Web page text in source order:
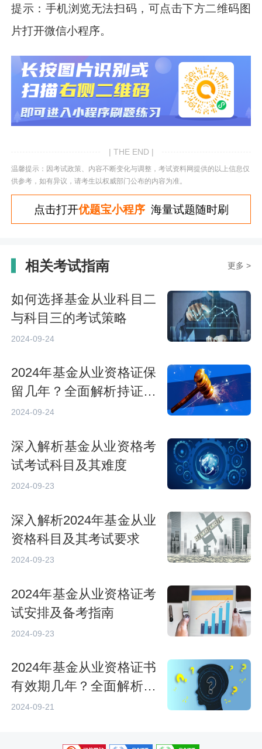
提示：手机浏览无法扫码，可点击下方二维码图
片打开微信小程序。
| THE END |
温馨提示：因考试政策、内容不断变化与调整，考试资料网提供的以上信息仅
供参考，如有异议，请考生以权威部门公布的内容为准。
点击打开优题宝小程序海量试题随时刷
相关考试指南 更多 >
如何选择基金从业科目二
与科目三的考试策略
2024-09-24
2024年基金从业资格证保
留几年？全面解析持证要
求与注册流程
2024-09-24
深入解析基金从业资格考
试考试科目及其难度
2024-09-23
深入解析2024年基金从业
资格科目及其考试要求
2024-09-23
2024年基金从业资格证考
试安排及备考指南
2024-09-23
2024年基金从业资格证书
有效期几年？全面解析与
注意事项
2024-09-21